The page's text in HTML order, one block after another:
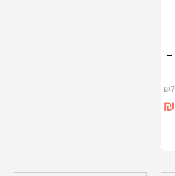
מגן מסך זכוכית לאייפון 12 –
₪
₪